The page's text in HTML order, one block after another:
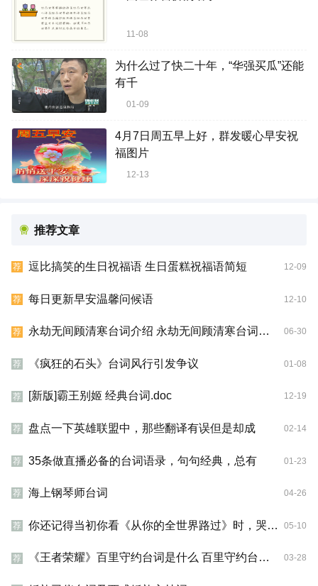
11-08
为什么过了快二十年，“华强买瓜”还能
有千
01-09
4月7日周五早上好，群发暖心早安祝
福图片
12-13
推荐文章
荐 逗比搞笑的生日祝福语 生日蛋糕祝福语简短 12-09
荐 每日更新早安温馨问候语 12-10
荐 永劫无间顾清寒台词介绍 永劫无间顾清寒台词是什么 06-30
荐 《疯狂的石头》台词风行引发争议 01-08
荐 [新版]霸王别姬 经典台词.doc 12-19
荐 盘点一下英雄联盟中，那些翻译有误但是却成 02-14
荐 35条做直播必备的台词语录，句句经典，总有 01-23
荐 海上钢琴师台词 04-26
荐 你还记得当初你看《从你的全世界路过》时，哭了吗？ 05-10
荐 《王者荣耀》百里守约台词是什么 百里守约台词大全 03-28